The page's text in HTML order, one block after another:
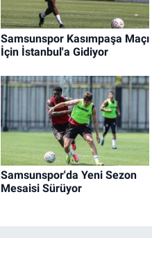
Samsunspor Kasımpaşa Maçı
İçin İstanbul'a Gidiyor
Samsunspor'da Yeni Sezon
Mesaisi Sürüyor